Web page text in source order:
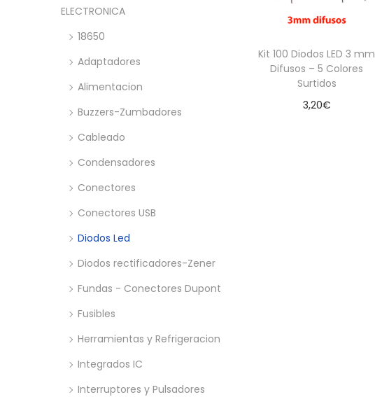
Kit 100 Diodos LED 3 mm
Difusos – 5 Colores
Surtidos
3,20€
m
m
ELECTRONICA
18650
Adaptadores
Alimentacion
Buzzers-Zumbadores
Cableado
Condensadores
Conectores
Conectores USB
Diodos Led
Diodos rectificadores-Zener
Fundas - Conectores Dupont
Fusibles
Herramientas y Refrigeracion
Integrados IC
Interruptores y Pulsadores